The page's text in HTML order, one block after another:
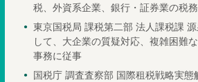
税、外資系企業、銀行・証券業の税
東京国税局 課税第二部 法人課税課
して、大企業の質疑対応、複雑困難
事務に従事
国税庁 調査査察部 国際租税戦略実態